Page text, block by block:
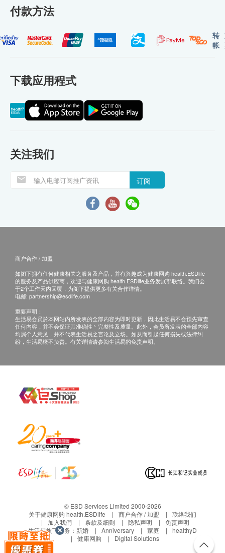
付款方法
转
帐
下载应用程式
关注我们
订阅
商户合作 / 加盟
如阁下拥有任何健康相关之服务及产品，并有兴趣成为健康网购 health.ESDlife
的服务及产品供应商，欢迎与健康网购 health.ESDlife业务发展部联络。我们会
于2个工作天内回覆，为阁下提供更多有关合作详情。
电邮: partnership@esdlife.com
重要声明：
生活易会员於本网站内所发表的全部内容为即时更新，因此生活易不会预先审查
任何内容，并不会保证其准确性丶完整性及质量。此外，会员所发表的全部内容
均属个人意见，并不代表生活易之言论及立场。如从而引起任何损失或法律纠
纷，生活易概不负责。有关详情请参阅生活易的免责声明。
© ESD Services Limited 2000-2026
关于健康网购 health.ESDlife
商户合作 / 加盟
联络我们
加入我們
条款及细则 隐私声明
免责声明
生活易旗下业务： 新婚 Anniversary 家庭
healthyD
健康网购
Digital Solutions